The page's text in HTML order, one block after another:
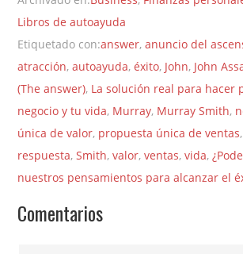
Libros de autoayuda
Etiquetado con:answer,anuncio del
atracción,autoayuda,éxito, John, John
(The answer), La solución real para hacer
negocio y tu vida, Murray, Murray Smith,
única de valor, propuesta única de ventas,
respuesta,Smith,valor,ventas,vida,
nuestros pensamientos para alcanzar el
Comentarios